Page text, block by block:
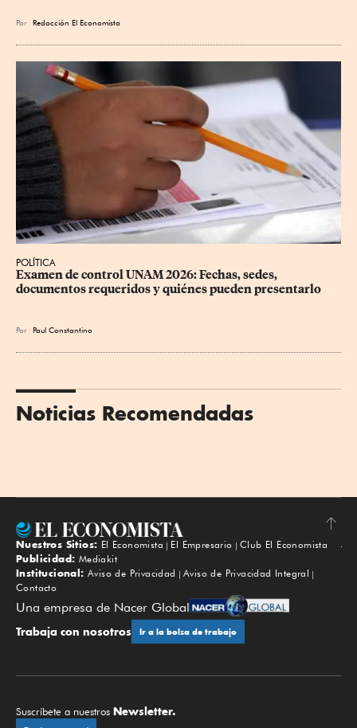
Por Redacción El Economista
POLÍTICA
Examen de control UNAM 2026: Fechas, sedes,
documentos requeridos y quiénes pueden presentarlo
Por Paul Constantino
Noticias Recomendadas
Subir
Nuestros Sitios: El Economista El Empresario
Club El Economista
Publicidad: Mediakit
Institucional: Aviso de Privacidad
Aviso de Privacidad Integral
Contacto
Una empresa de Nacer Global
Trabaja con nosotros Ir a la bolsa de trabajo
Suscríbete a nuestros Newsletter.